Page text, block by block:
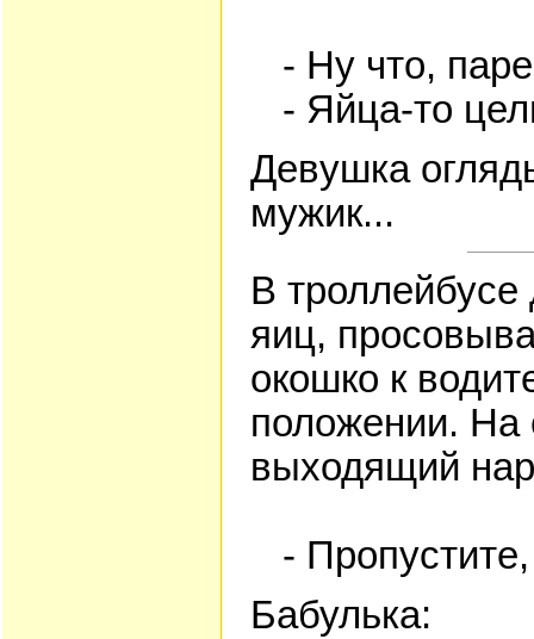
- Hy что,
- Яйца-то
Девyшка
мyжик...
В троллейбусе
яиц,
окошко к
положении. На
выходящий
- Пропустите,
Бабулька: